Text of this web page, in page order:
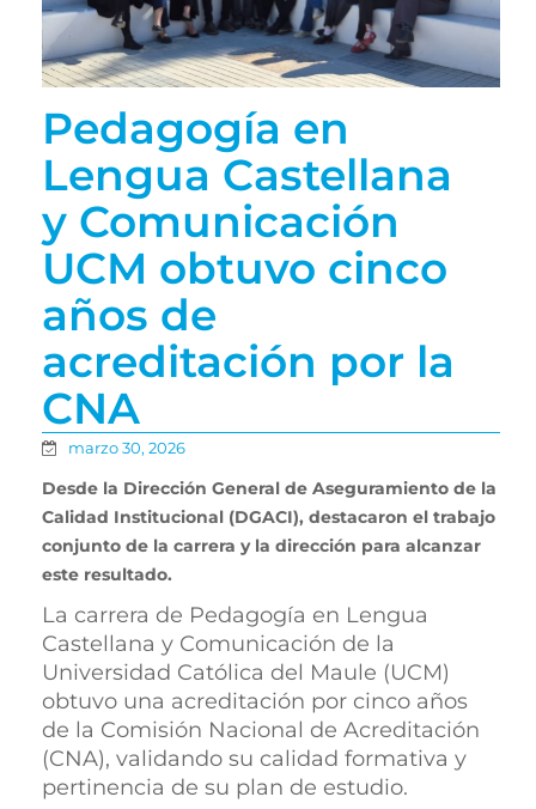
Pedagogía en
Lengua Castellana
y Comunicación
UCM obtuvo cinco
años de
acreditación por la
CNA
marzo 30, 2026
Desde la Dirección General de Aseguramiento de la
Calidad Institucional (DGACI), destacaron el trabajo
conjunto de la carrera y la dirección para alcanzar
este resultado.
La carrera de Pedagogía en Lengua
Castellana y Comunicación de la
Universidad Católica del Maule (UCM)
obtuvo una acreditación por cinco años
de la Comisión Nacional de Acreditación
(CNA), validando su calidad formativa y
pertinencia de su plan de estudio.